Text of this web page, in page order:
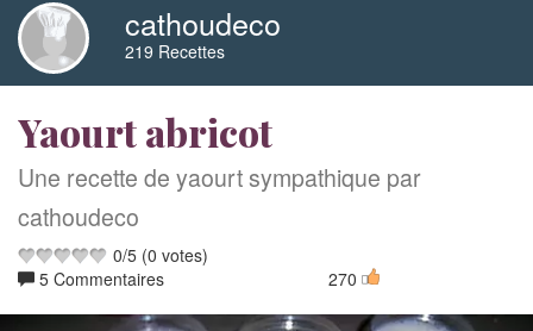
cathoudeco
219 Recettes
Yaourt abricot
Une recette de yaourt sympathique par
cathoudeco
0/5 (0 votes)
5 Commentaires
270